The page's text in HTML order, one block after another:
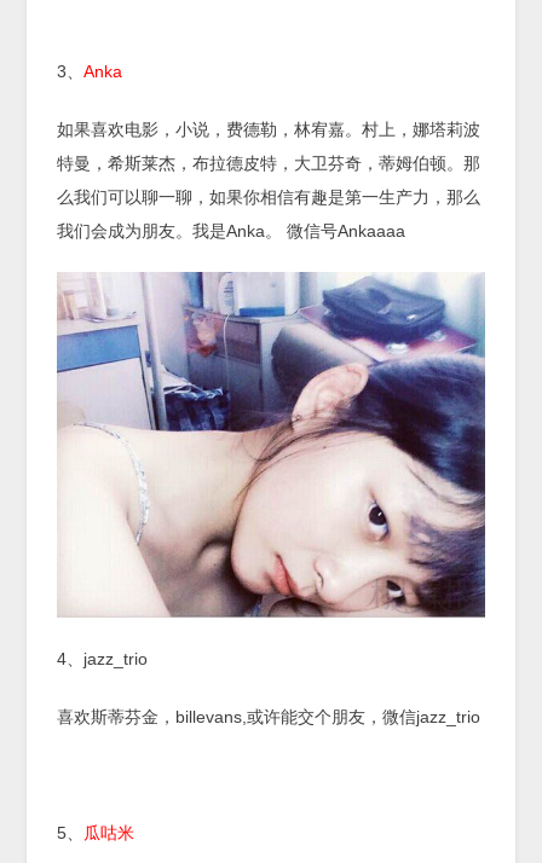
3、Anka
如果喜欢电影，小说，费德勒，林宥嘉。村上，娜塔莉波
特曼，希斯莱杰，布拉德皮特，大卫芬奇，蒂姆伯顿。那
么我们可以聊一聊，如果你相信有趣是第一生产力，那么
我们会成为朋友。我是Anka。 微信号Ankaaaa
4、jazz_trio
喜欢斯蒂芬金，billevans,或许能交个朋友，微信jazz_trio
5、 瓜咕米